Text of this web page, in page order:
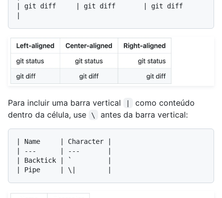
| git diff     | git diff       | git diff
Para incluir uma barra vertical
como conteúdo
dentro da célula, use
\ antes da barra vertical:
| Name     | Character |
| ---      | ---       |
| Backtick | `         |